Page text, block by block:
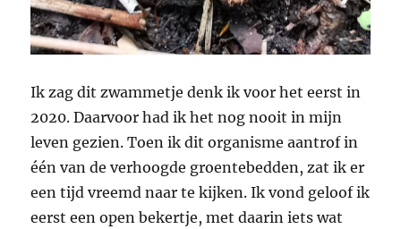
Ik zag dit zwammetje denk ik voor het eerst in
2020. Daarvoor had ik het nog nooit in mijn
leven gezien. Toen ik dit organisme aantrof in
één van de verhoogde groentebedden, zat ik er
een tijd vreemd naar te kijken. Ik vond geloof ik
eerst een open bekertje, met daarin iets wat